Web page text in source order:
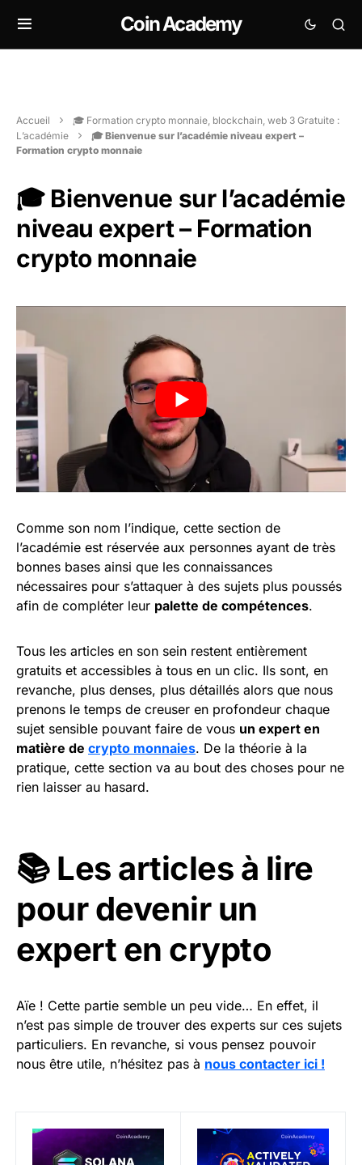
Coin Academy
Accueil
🎓 Formation crypto monnaie, blockchain, web 3 Gratuite :
L’académie
🎓 Bienvenue sur l’académie niveau expert –
Formation crypto monnaie
🎓 Bienvenue sur l’académie
niveau expert – Formation
crypto monnaie
Comme son nom l’indique, cette section de
l’académie est réservée aux personnes ayant de très
bonnes bases ainsi que les connaissances
nécessaires pour s’attaquer à des sujets plus poussés
afin de compléter leur palette de compétences.
Tous les articles en son sein restent entièrement
gratuits et accessibles à tous en un clic. Ils sont, en
revanche, plus denses, plus détaillés alors que nous
prenons le temps de creuser en profondeur chaque
sujet sensible pouvant faire de vous un expert en
matière de crypto monnaies. De la théorie à la
pratique, cette section va au bout des choses pour ne
rien laisser au hasard.
📚 Les articles à lire
pour devenir un
expert en crypto
Aïe ! Cette partie semble un peu vide… En effet, il
n’est pas simple de trouver des experts sur ces sujets
particuliers. En revanche, si vous pensez pouvoir
nous être utile, n’hésitez pas à nous contacter ici !
Qu’est-ce que la machine virtuelle de Solana (SVM) ?
Que sont les Actively